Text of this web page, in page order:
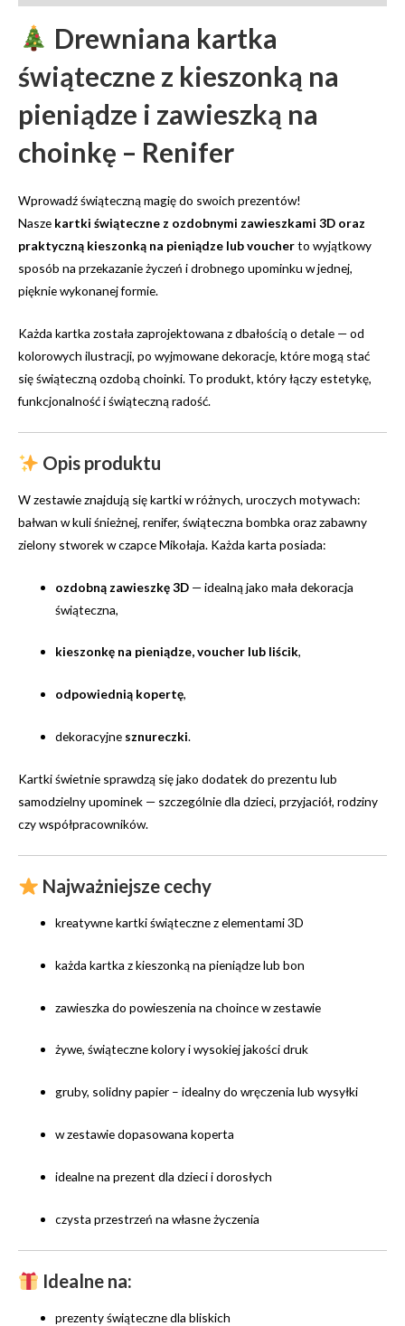
Drewniana kartka
świąteczne z kieszonką na
pieniądze i zawieszką na
choinkę – Renifer
Wprowadź świąteczną magię do swoich prezentów!
Nasze kartki świąteczne z ozdobnymi zawieszkami 3D oraz
praktyczną kieszonką na pieniądze lub voucherto wyjątkowy
sposób na przekazanie życzeń i drobnego upominku w jednej,
pięknie wykonanej formie.
Każda kartka została zaprojektowana z dbałością o detale — od
kolorowych ilustracji, po wyjmowane dekoracje, które mogą stać
się świąteczną ozdobą choinki. To produkt, który łączy estetykę,
funkcjonalność i świąteczną radość.
Opis produktu
W zestawie znajdują się kartki w różnych, uroczych motywach:
bałwan w kuli śnieżnej, renifer, świąteczna bombka oraz zabawny
zielony stworek w czapce Mikołaja. Każda karta posiada:
ozdobną zawieszkę 3D — idealną jako mała dekoracja
świąteczna,
kieszonkę na pieniądze, voucher lub liścik,
odpowiednią kopertę,
dekoracyjne sznureczki.
Kartki świetnie sprawdzą się jako dodatek do prezentu lub
samodzielny upominek — szczególnie dla dzieci, przyjaciół, rodziny
czy współpracowników.
Najważniejsze cechy
kreatywne kartki świąteczne z elementami 3D
każda kartka z kieszonką na pieniądze lub bon
zawieszka do powieszenia na choince w zestawie
żywe, świąteczne kolory i wysokiej jakości druk
gruby, solidny papier – idealny do wręczenia lub wysyłki
w zestawie dopasowana koperta
idealne na prezent dla dzieci i dorosłych
czysta przestrzeń na własne życzenia
Idealne na:
prezenty świąteczne dla bliskich